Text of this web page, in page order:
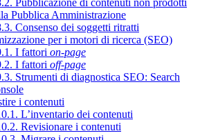
Pubblicazione di contenuti non prodotti
Pubblica Amministrazione
Consenso dei soggetti ritratti
per i motori di ricerca (SEO)
I fattori on-page
I fattori off-page
Strumenti di diagnostica SEO: Search
i contenuti
L’inventario dei contenuti
Revisionare i contenuti